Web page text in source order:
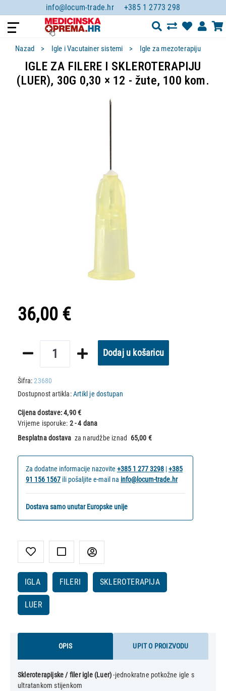
info@locum-trade.hr +385 1 2773 298
Nazad Igle i Vacutainer sistemi Igle za mezoterapiju
IGLE ZA FILERE I SKLEROTERAPIJU
(LUER), 30G 0,30 × 12 - žute, 100 kom.
36,00 €
Dodaj u košaricu
Šifra:23680
Dostupnost artikla:Artikl je dostupan
Cijena dostave:4,90 €
Vrijeme isporuke: 2 - 4 dana
Besplatna dostava za narudžbe iznad 65,00 €
Za dodatne informacije nazovite +385 1 277 3298 |+385
91 156 1567 ili pošaljite e-mail na info@locum-trade.hr
Dostava samo unutar Europske unije
IGLA FILERI SKLEROTERAPIJA
LUER
OPIS UPIT O PROIZVODU
Skleroterapijske / filer igle (Luer)-jednokratne potkožne igle s
ultratankom stijenkom